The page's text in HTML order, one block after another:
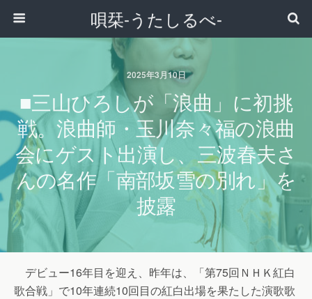
唄栞-うたしるべ-
2025年3月10日
■三山ひろしが「浪曲」に初挑
戦。浪曲師・玉川奈々福の浪曲
会にゲスト出演し、三波春夫さ
んの名作「南部坂雪の別れ」を
披露
デビュー16年目を迎え、昨年は、「第75回ＮＨＫ紅白
歌合戦」で10年連続10回目の紅白出場を果たした演歌歌